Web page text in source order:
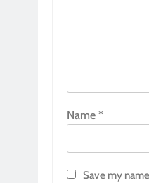
Name *
Save my